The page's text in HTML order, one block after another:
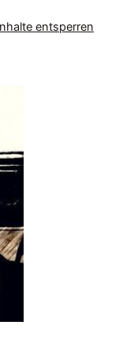
entsperren